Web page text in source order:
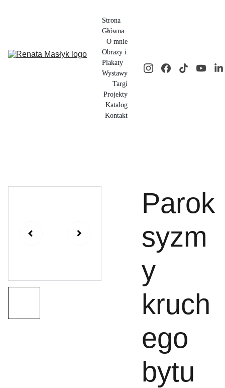
Strona
Główna
O mnie
Obrazy i
Plakaty
Wystawy
Targi
Projekty
Katalog
Kontakt
Parok
syzm
y
kruch
ego
bytu